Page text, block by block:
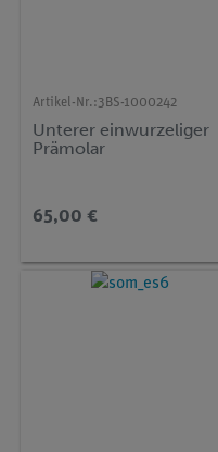
Artikel-Nr.:3BS-1000242
Unterer einwurzeliger
Prämolar
65,00 €